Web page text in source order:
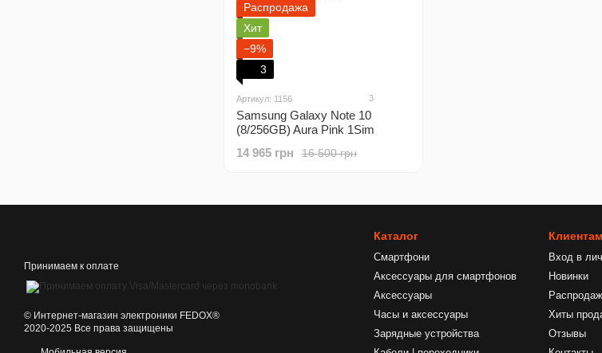
Распродажа
Хит
−9%
3
Артикул: 1156 3
Samsung Galaxy Note 10
(8/256GB) Aura Pink 1Sim
16 500 грн
14 965 грн
Принимаем к оплате
©️ Интернет-магазин электроники FEDOX®
2020-2025 Все права защищены
Каталог
Смартфони
Аксессуары для смартфонов
Аксессуары
Часы и аксессуары
Зарядные устройства
Клиентам
Вход в
Новинки
Хиты
Отзывы